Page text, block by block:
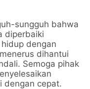
sungguh bahwa
diperbaiki
dengan
dihantui
Semoga pihak
dengan cepat.